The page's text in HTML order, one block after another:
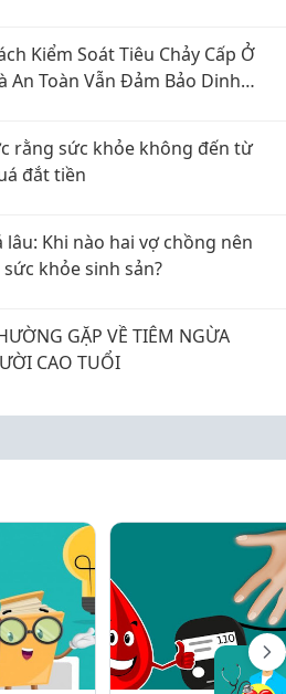
Kiểm Soát Tiêu Chảy Cấp Ở
An Toàn Vẫn Đảm Bảo Dinh
rằng sức khỏe không đến từ
đắt tiền
Khi nào hai vợ chồng nên
khỏe sinh sản?
GẶP VỀ TIÊM NGỪA
CAO TUỔI